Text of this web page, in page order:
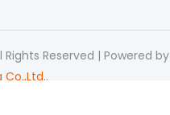
Rights Reserved | Powered by
Co.,Ltd..